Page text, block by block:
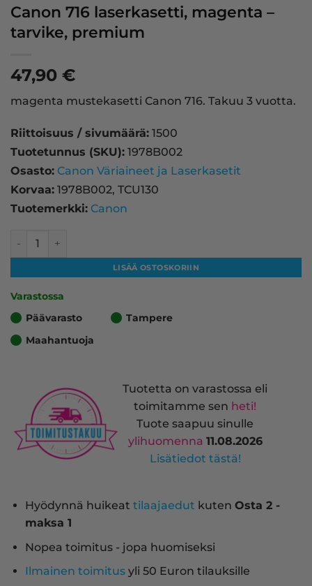
Canon 716 laserkasetti, magenta –
tarvike, premium
47,90 €
magenta mustekasetti Canon 716. Takuu 3 vuotta.
Riittoisuus / sivumäärä: 1500
Tuotetunnus (SKU): 1978B002
Osasto: Canon Väriaineet ja Laserkasetit
Korvaa: 1978B002, TCU130
Tuotemerkki: Canon
Canon 716 laserkasetti, magenta – tarvike, premium määrä
LISÄÄ OSTOSKORIIN
Varastossa
Päävarasto
Tampere
Maahantuoja
Tuotetta on varastossa eli
toimitamme sen heti!
Tuote saapuu sinulle
ylihuomenna 11.08.2026
Lisätiedot tästä!
Hyödynnä huikeat tilaajaedut kuten Osta 2 -
maksa 1
Nopea toimitus - jopa huomiseksi
Ilmainen toimitusyli 50 Euron tilauksille